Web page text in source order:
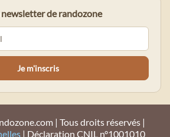
newsletter de randozone
| Tous droits réservés |
| Déclaration CNIL n°1001010